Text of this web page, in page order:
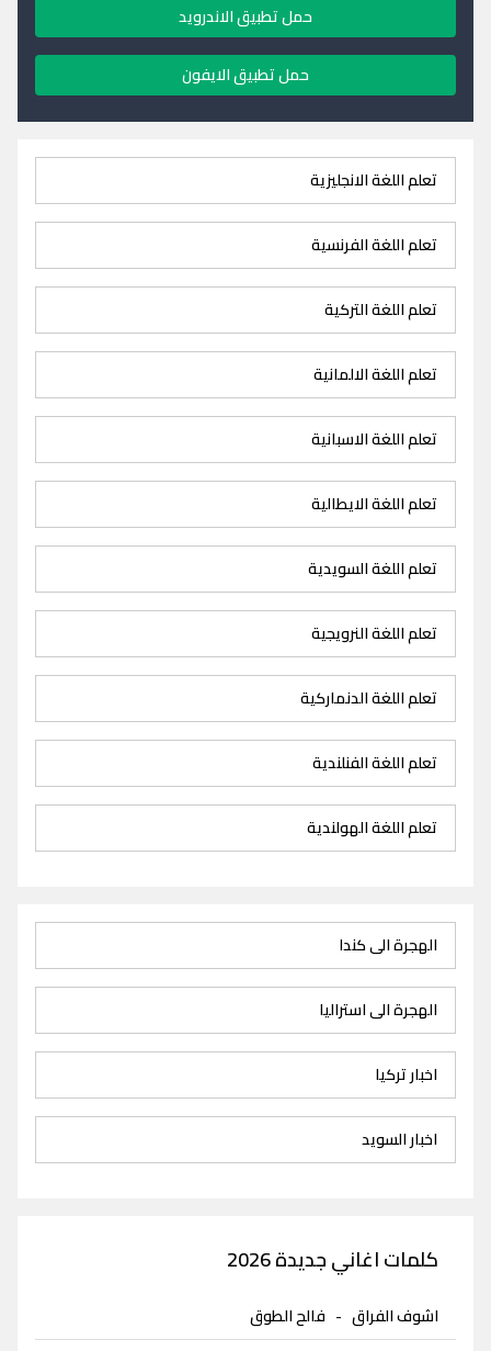
حمل تطبيق الاندرويد
حمل تطبيق الايفون
تعلم اللغة الانجليزية
تعلم اللغة الفرنسية
تعلم اللغة التركية
تعلم اللغة الالمانية
تعلم اللغة الاسبانية
تعلم اللغة الايطالية
تعلم اللغة السويدية
تعلم اللغة النرويجية
تعلم اللغة الدنماركية
تعلم اللغة الفنلندية
تعلم اللغة الهولندية
الهجرة الى كندا
الهجرة الى استراليا
اخبار تركيا
اخبار السويد
كلمات اغاني جديدة 2026
اشوف الفراق - فالح الطوق